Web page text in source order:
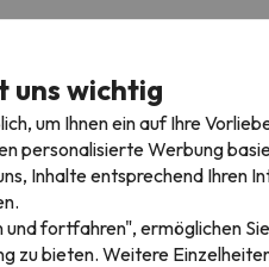
Badewanne
uns wichtig
um Ihnen ein auf Ihre
personalisierte Werbung
Inhalte entsprechend Ihren
fortfahren", ermöglichen
zu bieten. Weitere